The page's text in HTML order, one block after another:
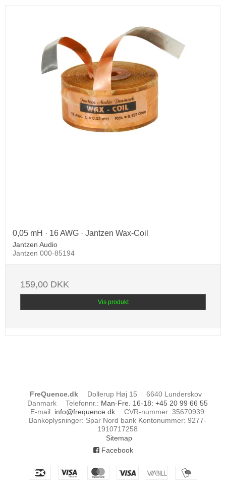
0,05 mH · 16 AWG · Jantzen Wax-Coil
Jantzen Audio
Jantzen 000-85194
159,00 DKK
Vis produkt
FreQuence.dk Dollerup Høj 15
6640 Lunderskov
Danmark
Telefonnr. : Man-Fre. 16-18: +45 20 99 66 55
E-mail: info@frequence.dk CVR-nummer: 35670939
Bankoplysninger: Spar Nord bank Kontonummer: 9277-
1910717258
Sitemap
Facebook